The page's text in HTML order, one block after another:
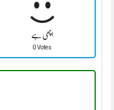
اچھی ہے
0 Votes